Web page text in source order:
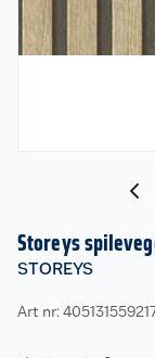
Storeys
STOREYS
Art nr: